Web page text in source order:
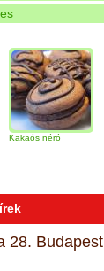
néró
28. Budapest